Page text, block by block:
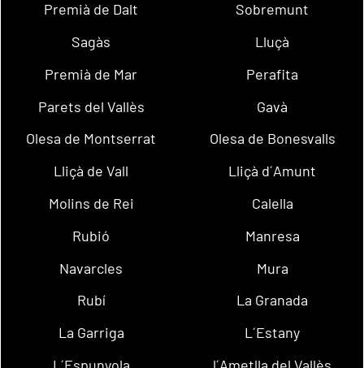
Premià de Dalt
Sobremunt
Sagàs
Lluçà
Premià de Mar
Perafita
Parets del Vallès
Gavà
Olesa de Montserrat
Olesa de Bonesvalls
Lliçà de Vall
Lliçà d´Amunt
Molins de Rei
Calella
Rubió
Manresa
Navarcles
Mura
Rubí
La Granada
La Garriga
L´Estany